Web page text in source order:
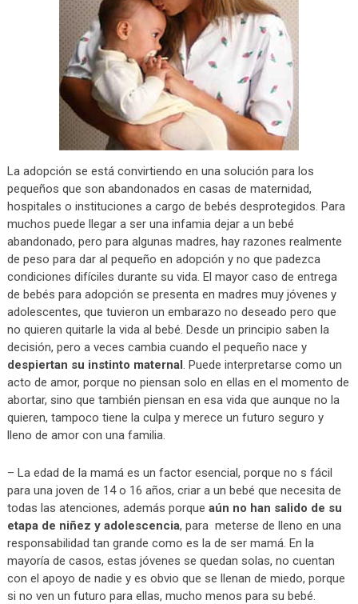
La adopción se está convirtiendo en una solución para los
pequeños que son abandonados en casas de maternidad,
hospitales o instituciones a cargo de bebés desprotegidos. Para
muchos puede llegar a ser una infamia dejar a un bebé
abandonado, pero para algunas madres, hay razones realmente
de peso para dar al pequeño en adopción y no que padezca
condiciones difíciles durante su vida. El mayor caso de entrega
de bebés para adopción se presenta en madres muy jóvenes y
adolescentes, que tuvieron un embarazo no deseado pero que
no quieren quitarle la vida al bebé. Desde un principio saben la
decisión, pero a veces cambia cuando el pequeño nace y
despiertan su instinto maternal. Puede interpretarse como un
acto de amor, porque no piensan solo en ellas en el momento de
abortar, sino que también piensan en esa vida que aunque no la
quieren, tampoco tiene la culpa y merece un futuro seguro y
lleno de amor con una familia.
– La edad de la mamá es un factor esencial, porque no s fácil
para una joven de 14 o 16 años, criar a un bebé que necesita de
todas las atenciones, además porque aún no han salido de su
etapa de niñez y adolescencia, para meterse de lleno en una
responsabilidad tan grande como es la de ser mamá. En la
mayoría de casos, estas jóvenes se quedan solas, no cuentan
con el apoyo de nadie y es obvio que se llenan de miedo, porque
si no ven un futuro para ellas, mucho menos para su bebé.